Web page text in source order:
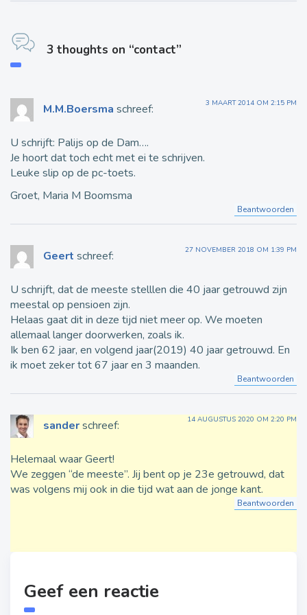
3 thoughts on “contact”
M.M.Boersma schreef: 3 MAART 2014 OM 2:15 PM
U schrijft: Palijs op de Dam….
Je hoort dat toch echt met ei te schrijven.
Leuke slip op de pc-toets.
Groet, Maria M Boomsma
Beantwoorden
Geert schreef: 27 NOVEMBER 2018 OM 1:39 PM
U schrijft, dat de meeste stelllen die 40 jaar getrouwd zijn
meestal op pensioen zijn.
Helaas gaat dit in deze tijd niet meer op. We moeten
allemaal langer doorwerken, zoals ik.
Ik ben 62 jaar, en volgend jaar(2019) 40 jaar getrouwd. En
ik moet zeker tot 67 jaar en 3 maanden.
Beantwoorden
sanderschreef: 14 AUGUSTUS 2020 OM 2:20 PM
Helemaal waar Geert!
We zeggen “de meeste”. Jij bent op je 23e getrouwd, dat
was volgens mij ook in die tijd wat aan de jonge kant.
Beantwoorden
Geef een reactie